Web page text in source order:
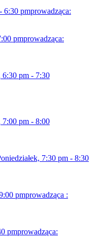
6:30 pmprowadząca:
pmprowadząca:
6:30 pm - 7:30
7:00 pm - 8:00
7:30 pm - 8:30
pmprowadząca :
pmprowadząca: